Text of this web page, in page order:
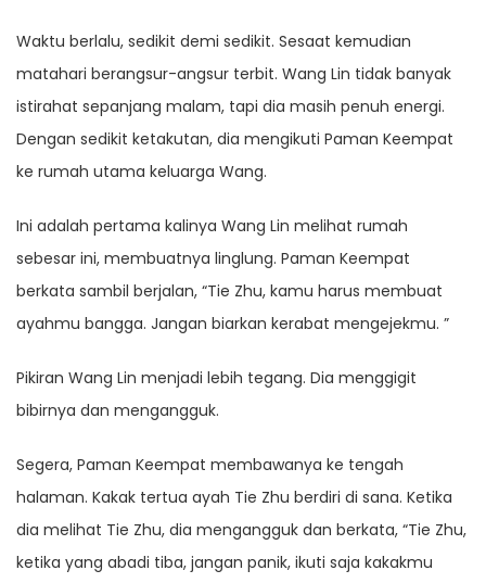
Waktu berlalu, sedikit demi sedikit. Sesaat kemudian
matahari berangsur-angsur terbit. Wang Lin tidak banyak
istirahat sepanjang malam, tapi dia masih penuh energi.
Dengan sedikit ketakutan, dia mengikuti Paman Keempat
ke rumah utama keluarga Wang.
Ini adalah pertama kalinya Wang Lin melihat rumah
sebesar ini, membuatnya linglung. Paman Keempat
berkata sambil berjalan, “Tie Zhu, kamu harus membuat
ayahmu bangga. Jangan biarkan kerabat mengejekmu. ”
Pikiran Wang Lin menjadi lebih tegang. Dia menggigit
bibirnya dan mengangguk.
Segera, Paman Keempat membawanya ke tengah
halaman. Kakak tertua ayah Tie Zhu berdiri di sana. Ketika
dia melihat Tie Zhu, dia mengangguk dan berkata, “Tie Zhu,
ketika yang abadi tiba, jangan panik, ikuti saja kakakmu